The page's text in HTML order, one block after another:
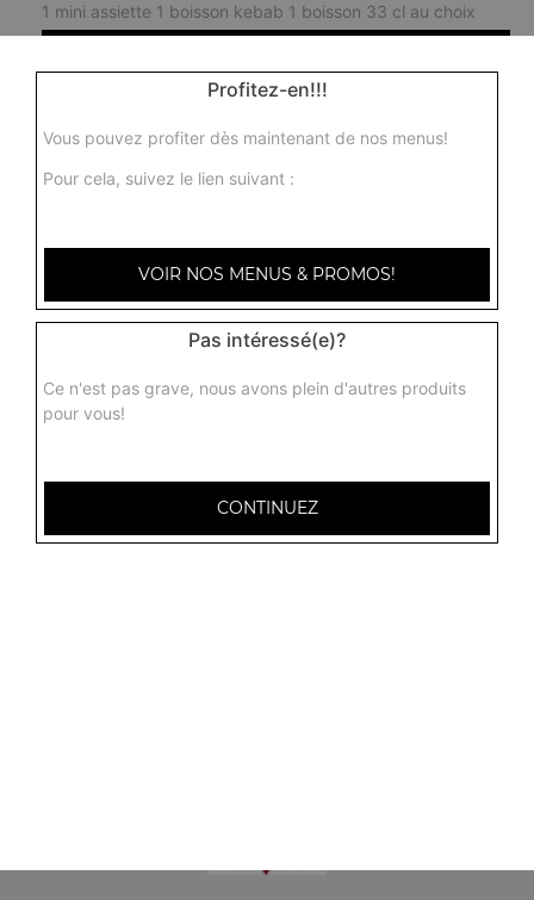
1 mini assiette 1 boisson kebab 1 boisson 33 cl au choix
Profitez-en!!!
Vous pouvez profiter dès maintenant de nos menus!
Pour cela, suivez le lien suivant :
VOIR NOS MENUS & PROMOS!
Pas intéressé(e)?
Ce n'est pas grave, nous avons plein d'autres produits
pour vous!
CONTINUEZ